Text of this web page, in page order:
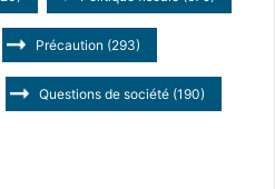
Précaution (293)
Questions de société (190)